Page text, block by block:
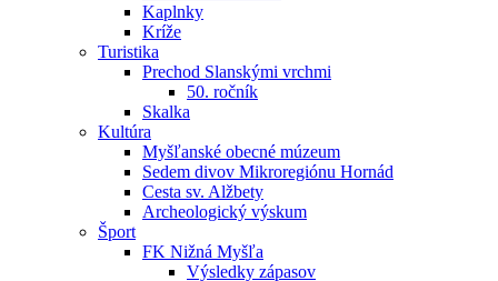
Kaplnky
Kríže
Turistika
Prechod Slanskými vrchmi
50. ročník
Skalka
Kultúra
Myšľanské obecné múzeum
Sedem divov Mikroregiónu Hornád
Cesta sv. Alžbety
Archeologický výskum
Šport
FK Nižná Myšľa
Výsledky zápasov